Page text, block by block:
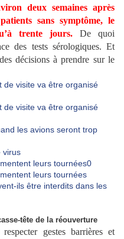
deux semaines après
sans symptôme, le
trente jours. De quoi
des tests sérologiques. Et
décisions à prendre sur le
tête de la réouverture
gestes barrières et